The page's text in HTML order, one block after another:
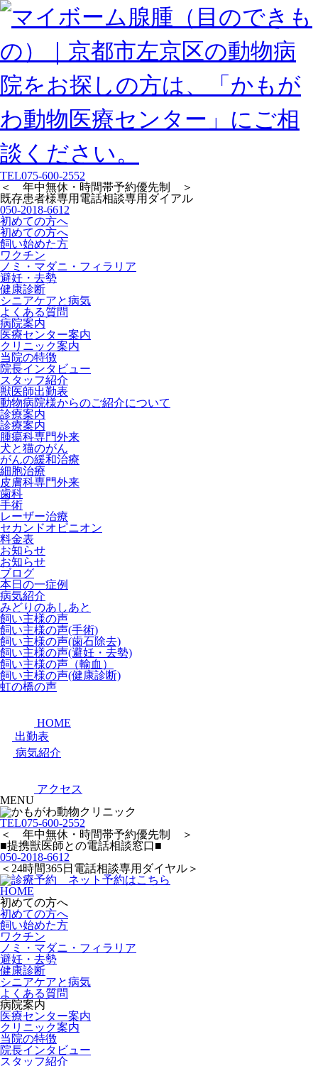
TEL075-600-2552
＜ 年中無休・時間帯予約優先制 ＞
既存患者様専用 電話相談専用ダイアル
050-2018-6612
初めての方へ
初めての方へ
飼い始めた方
ワクチン
ノミ・マダニ・フィラリア
避妊・去勢
健康診断
シニアケアと病気
よくある質問
病院案内
医療センター案内
クリニック案内
当院の特徴
院長インタビュー
スタッフ紹介
獣医師出勤表
動物病院様からのご紹介について
診療案内
診療案内
腫瘍科専門外来
犬と猫のがん
がんの緩和治療
細胞治療
皮膚科専門外来
歯科
手術
レーザー治療
セカンドオピニオン
料金表
お知らせ
お知らせ
ブログ
本日の一症例
病気紹介
みどりのあしあと
飼い主様の声
飼い主様の声(手術)
飼い主様の声(歯石除去)
飼い主様の声(避妊・去勢)
飼い主様の声（輸血）
飼い主様の声(健康診断)
虹の橋の声
HOME
出勤表
病気紹介
アクセス
MENU
TEL075-600-2552
＜ 年中無休・時間帯予約優先制 ＞
■提携獣医師との電話相談窓口■
050-2018-6612
＜24時間365日電話相談専用ダイヤル＞
HOME
初めての方へ
初めての方へ
飼い始めた方
ワクチン
ノミ・マダニ・フィラリア
避妊・去勢
健康診断
シニアケアと病気
よくある質問
病院案内
医療センター案内
クリニック案内
当院の特徴
院長インタビュー
スタッフ紹介